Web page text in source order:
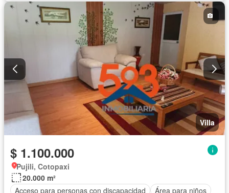
Acceso para personas con discapacidad
Jardín
Parrilla
Gimnasio
Seguridad Sin amoblar
Villa
$ 1.100.000
Pujili, Cotopaxi
20.000 m²
Acceso para personas con discapacidad
Área para niños